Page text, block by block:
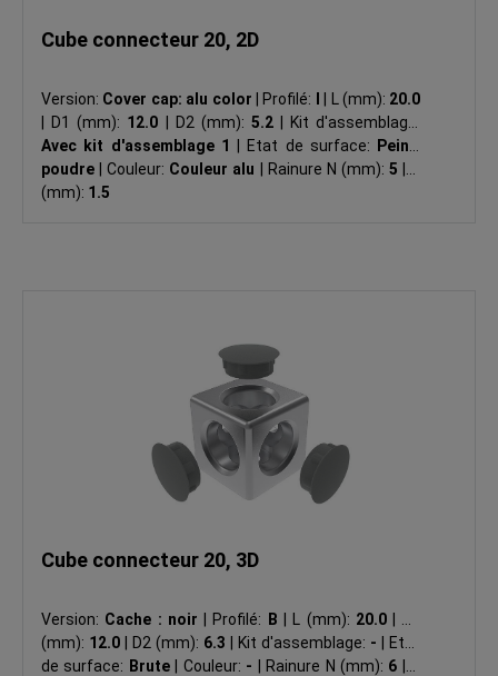
Cube connecteur 20, 2D
Version: Cover cap: alu color Profilé: L (mm): 20.0
D1 (mm): 12.0 D2 (mm): 5.2
Kit d'assemblage:
Avec kit d'assemblage 1
Etat de surface:
Peint.
poudre
Couleur: Couleur alu Rainure N (mm):5
(mm): 1.5
Cube connecteur 20, 3D
Version: Cache : noir Profilé: B L (mm): 20.0
(mm): 12.0 D2 (mm): 6.3 Kit d'assemblage: -
Etat
de surface: Brute Couleur: - Rainure N (mm): 6